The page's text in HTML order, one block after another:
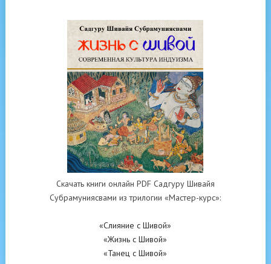
Скачать книги онлайн PDF Садгуру Шивайя
Субрамуниясвами из трилогии «Мастер-курс»:
«Слияние с Шивой»
«Жизнь с Шивой»
«Танец с Шивой»